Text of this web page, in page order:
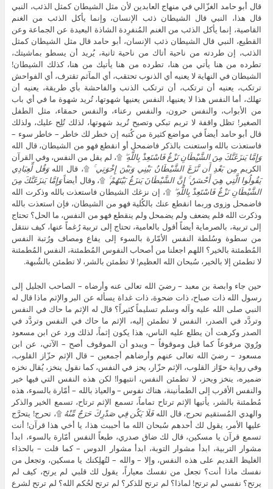
قال أبو حامد الغزّالي في منهاج العابدين لأن مثل الشيطان كمثل الذئب، النبي
قال هذا، النبي قال الشيطان ذئب الإنسان، وإنما يأكل الذئب من الغنم
القاصية، إنما يأكل الذئب من الغنم المُنفرِدة الشاذة البعيدة عن الجماعة وعن
القطيع، النبي قال الشيطان ذئب الإنسان، أبو حامد قال مثل الشيطان كمثل
الذئب، إن طردته من ناحية أتاك من ناحية ثانية، يُريد أن يسطو بماشيتك،
تطرده من هنا يأتي من هنا، تطرده من هنا يأتيك من هنا، كذلك الشيطان!
الشيطان في النهاية لا يعنيه أي الذنوب تحتقب، أي المآثم تقترف، أي الفواحش
ترتكب، يعنيه أن ترتكب، أن ترتكب الذنب والفاحشة بأي طريقة، يعنيه أن
تهلك، أما النفس هذا لا يعنيها، النفس يعنيها شهوتها، تُريد شهوة ما في أي باب
من الأبواب، والنفس حرون، والنفس رعناء، والنفس حمقاء، مثل الطفل
الصغير! تظل واقفة لا تريم تبكي وتصيح تُريد شهوتها، لذلك تُلِح عليك، ولذلك
قال أبو حامد أيضاً في مواضع كثيرة من كُتبه إن خطر لك خاطر – خاطر سوء –
فاستعذت بالله واستعنت بالذكر فاضمحل أو انقطع فهو من الشيطان، قال الله
وَإِمَّا يَنزَغَنَّكَ مِنَ الشَّيْطَانِ نَزْغٌ فَاسْتَعِذْ بِاللَّهِ ۖ ۩، لم يقل من النفس، وفي القرآن
الكريم مِن بَعْدِ أَن نَّزَغَ الشَّيْطَانُ بَيْنِي وَبَيْنَ إِخْوَتِي ۚ ۩، قال اللهوَقُل لِّعِبَادِي
يَقُولُوا الَّتِي هِيَ أَحْسَنُ ۚ إِنَّ الشَّيْطَانَ يَنزَغُ بَيْنَهُمْ ۚ ۩، وقال أيضاًوَإِمَّا يَنزَغَنَّكَ مِنَ
الشَّيْطَانِ نَزْغٌ فَاسْتَعِذْ بِاللَّهِ ۖ۩، إن نزغك الشيطان فاستعذت بالله وذكرت الله
فاضمحل وزوى وربما انقطع عنك بالكُلية فهو من الشيطان، فإن استعذت بالله
وذكرت الله فلم يضعف ولم يضمحل ولم ينقطع فهو من النفس، ما الحل؟ تحتاج
إلى تربية، بالصرماية أيضاً أقول بالعامية، تحتاج إلى تربية رُغماً عنها، كيف ننتقل
من سطوة وسُلطة النفس الأمّارة بالسوء إلى يفاع ومصاف ورُتبة النفس
المُطمئنة بالخير؟ اللهم اجعلنا من أصحاب النفوس المُطمئنة، النفس المُطمئنة
لا تطمئن إلا بالخير، سُبحان الله العظيم! لا تطمئن بالشر، لا تطمئن بالشُبهة.
حين جاء وابصة بن معبد – رضيَ الله تعالى عنه وأرضاه – الصاحب الجليل إلى
رسول الله ذات صباح، ذات ضحوة، ذات غداة يسأله عن البر والإثم ماذا قال له
النبي صلى الله عليه وآله وسلم تسليماً كثيراً؟ قال له الإثم ما حاك في النفس
وتردَّد في الصدر، النفس لا تطمئن إليه، الإثم ما حاك في النفس وتردَّد في
الصدر وكرهت أن يطلع عليه الناس، هذا يكون إثماً، لذلك ورد عن ابن مسعود
ورُويَ مرفوعاً كما قيل وموقوفاً – ويبدو أن الموقوف أصح – الآتي، عن ابن
مسعود – رضيَ الله تعالى عنهم وأرضاهم أجمعين – قال الإثم حزّاز القلوب،
وفي رواية حوّاز القلوب، الإثم حزّار، يحز في النفس، كما نقول ينخز، يُقال نخزه
ضميره، ينخز ويحز، لا تطمئن النفس، انتبهوا! لكن هذه النفس التي فيها خير
والنفس الأقرب إلى الطمأنينة، هناك نفوس – والعياذ بالله – أمّارة بالسوء، هذه
مُطمئنة بالشر، يأتيها الإثم ترتاح تماماً، تسمع الإثم ترتاح، تسمع الخير والذكر
والهدي المُستقيم تحرج، قال اللهفَلَا يَكُن فِي صَدْرِكَ حَرَجٌ مِّنْهُ۩، تحرج! يتحرَّج
عليها الأمر، يقول لك أحدهم سُبحان الله ما أحببت هذا، يا أخي هذا قرآن! أنت
تسمع قرآن يا مسكين، قال لك ضاق صدري، طبعاً النفس أمّارة بالسوء، ابدأ
مشوار التربية، ابدأ مشوار التوبة، ابدأ مشوار الدوس – كما قلت – بالحذاء
الغليظ القديم على هذه النفس، وإلا – والله – لتُهلِكنك يا مسكين، وتجعل من
نفسك ماذا أنت؟ تجعل من نفسك معياراً، يقول لك قلبي لم يرتح، كيف لم
يرتح؟ نفسي لم ترتح! لماذا؟ لم ترتح للذكر؟ لم ترتح لحُكم الله؟ لم ترتح لشرع